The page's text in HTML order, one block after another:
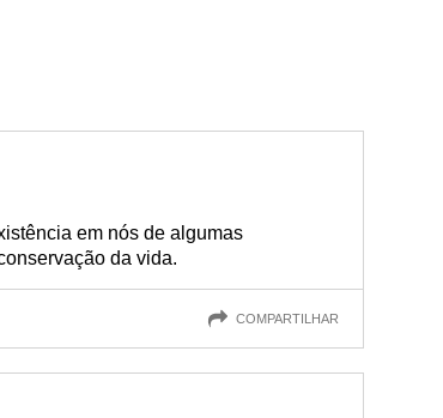
em nós de algumas
da vida.
COMPARTILHAR